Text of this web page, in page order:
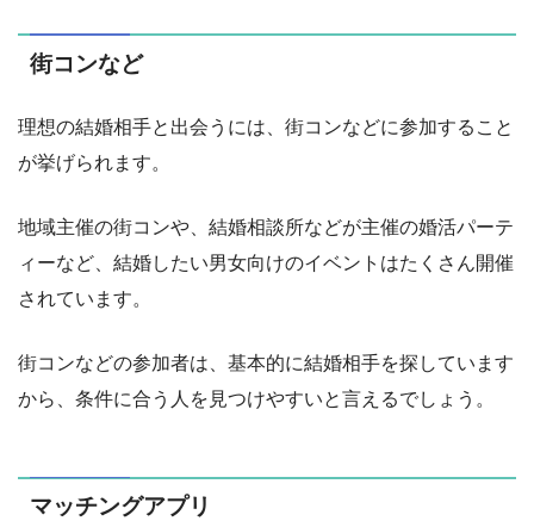
街コンなど
理想の結婚相手と出会うには、街コンなどに参加すること
が挙げられます。
地域主催の街コンや、結婚相談所などが主催の婚活パーテ
ィーなど、結婚したい男女向けのイベントはたくさん開催
されています。
街コンなどの参加者は、基本的に結婚相手を探しています
から、条件に合う人を見つけやすいと言えるでしょう。
マッチングアプリ